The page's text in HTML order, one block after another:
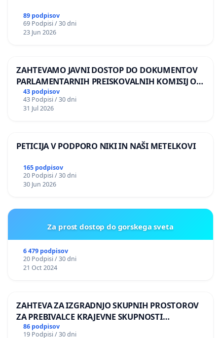
89 podpisov
69 Podpisi / 30 dni
23 Jun 2026
ZAHTEVAMO JAVNI DOSTOP DO DOKUMENTOV
PARLAMENTARNIH PREISKOVALNIH KOMISIJ O
ILEGALNI TRGOVINI Z OROŽJEM
43 podpisov
43 Podpisi / 30 dni
31 Jul 2026
PETICIJA V PODPORO NIKI IN NAŠI METELKOVI
165 podpisov
20 Podpisi / 30 dni
30 Jun 2026
Za prost dostop do gorskega sveta
6 479 podpisov
20 Podpisi / 30 dni
21 Oct 2024
ZAHTEVA ZA IZGRADNJO SKUPNIH PROSTOROV
ZA PREBIVALCE KRAJEVNE SKUPNOSTI
PRESTRANEK
86 podpisov
19 Podpisi / 30 dni